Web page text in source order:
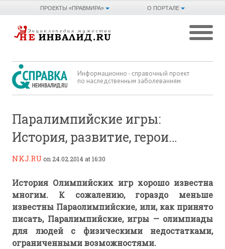
О ПОРТАЛЕ
ПРОЕКТЫ «ПРАВМИРА»
Информационно - справочный проект
по наследственным заболеваниям
Паралимпийские игры:
История, развитие, герои…
NKJ.RU on 24.02.2014 at 16:30
История Олимпийских игр хорошо известна
многим. К сожалению, гораздо меньше
известны Параолимпийские, или, как принято
писать, Паралимпийские, игры — олимпиады
для людей с физическими недостатками,
ограниченными возможностями.